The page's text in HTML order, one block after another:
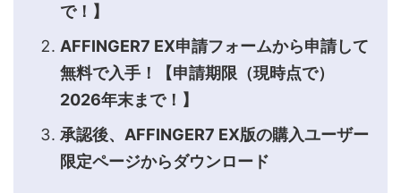
で！】
AFFINGER7 EX申請フォームから申請して
無料で入手！【申請期限（現時点で）
2026年末まで！】
承認後、AFFINGER7 EX版の購入ユーザー
限定ページからダウンロード